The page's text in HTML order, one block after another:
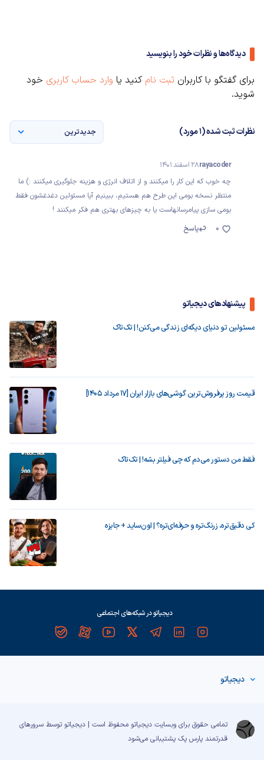
دیدگاه‌ها و نظرات خود را بنویسید
برای گفتگو با کاربران ثبت نام کنید یا وارد حساب کاربری خود
شوید.
نظرات ثبت شده (1 مورد) جدیدترین
rayacoder28 اسفند 1401
چه خوب که این کار را میکنند و از اتلاف انرژی و هزینه جلوگیری میکنند :) ما
منتظر نسخه بومی این طرح هم هستیم، ببینیم آیا مسئولین دغدغشون فقط
بومی سازی پیامرسانهاست یا به چیزهای بهتری هم فکر میکنند !
پاسخ
0
پیشنهادهای دیجیاتو
مسئولین تو دنیای دیگه‌ای زندگی می‌کنن! | تک‌تاک
قیمت روز پرفروش‌ترین گوشی‌های بازار ایران [17 مرداد 1405]
فقط من دستور می‌دم که چی فیلتر بشه! | تک‌تاک
کی دقیق‌تره، زرنگ‌تره و حرفه‌ای‌تره؟ | اون‌ساید + جایزه
دیجیاتو در شبکه‌های اجتماعی
دیجیاتو
تمامی حقوق برای وبسایت دیجیاتو محفوظ است | دیجیاتو توسط سرورهای
قدرتمند پارس پک پشتیبانی می‌شود